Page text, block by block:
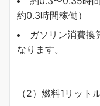
約0.3時間稼働）
ガソリン消費
なります。
（2）燃料1リット